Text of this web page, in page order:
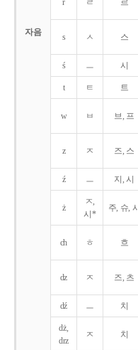
자음
r ㄹ 르
s ㅅ 스
ś ㅡ 시
t ㅌ 트
w ㅂ 브, 프
z ㅈ 즈, 스
ź ㅡ 지, 시
ż
ㅈ,
시*
주, 슈, 시
ch ㅎ 흐
dz ㅈ 즈, 츠
dź ㅡ 치
dż,
drz
ㅈ 치